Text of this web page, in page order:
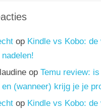
op Kindle vs Kobo:
op Temu review:
en (wanneer) krijg je je
op Kindle vs Kobo: